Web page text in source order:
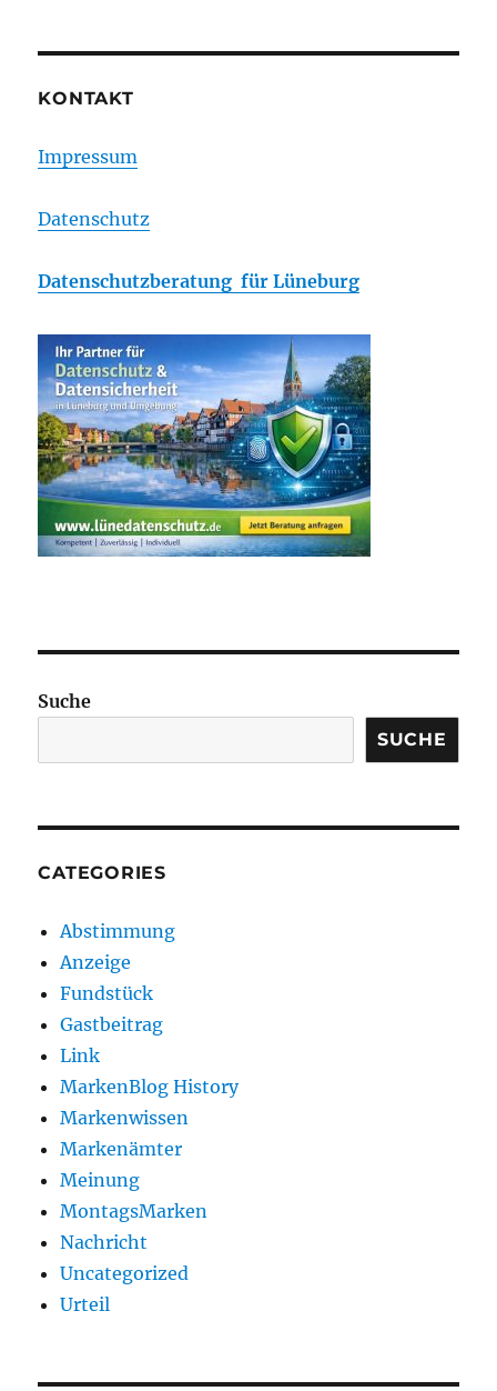
KONTAKT
Impressum
Datenschutz
Datenschutzberatung für Lüneburg
Suche
SUCHE
CATEGORIES
Abstimmung
Anzeige
Fundstück
Gastbeitrag
Link
MarkenBlog History
Markenwissen
Markenämter
Meinung
MontagsMarken
Nachricht
Uncategorized
Urteil